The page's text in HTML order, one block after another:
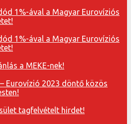
1%-ával a Magyar Eurovíziós
1%-ával a Magyar Eurovíziós
a MEKE-nek!
– Eurovízió 2023 döntő közös
tagfelvételt hirdet!